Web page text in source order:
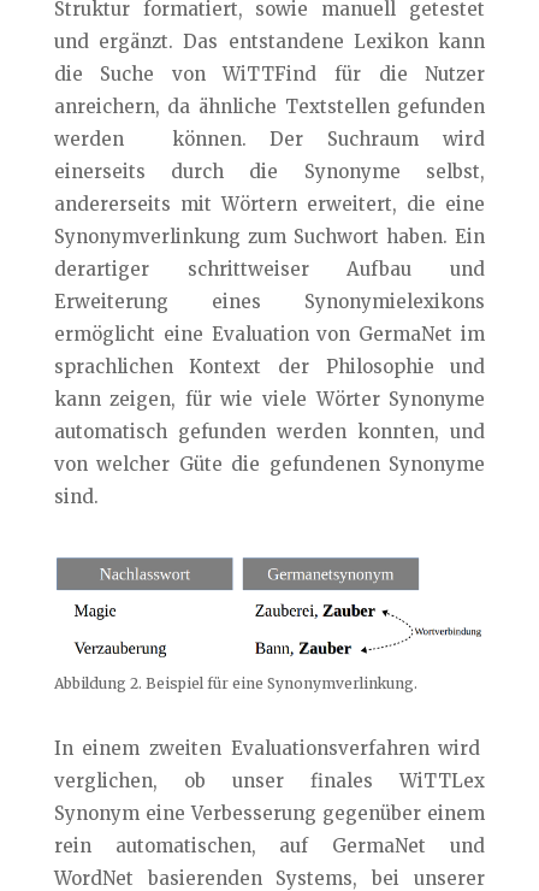
Struktur formatiert, sowie manuell getestet
und ergänzt. Das entstandene Lexikon kann
die Suche von WiTTFind für die Nutzer
anreichern, da ähnliche Textstellen gefunden
werden können. Der Suchraum wird
einerseits durch die Synonyme selbst,
andererseits mit Wörtern erweitert, die eine
Synonymverlinkung zum Suchwort haben. Ein
derartiger schrittweiser Aufbau und
Erweiterung eines Synonymielexikons
ermöglicht eine Evaluation von GermaNet im
sprachlichen Kontext der Philosophie und
kann zeigen, für wie viele Wörter Synonyme
automatisch gefunden werden konnten, und
von welcher Güte die gefundenen Synonyme
sind.
Abbildung 2. Beispiel für eine Synonymverlinkung.
In einem zweiten Evaluationsverfahren wird
verglichen, ob unser finales WiTTLex
Synonym eine Verbesserung gegenüber einem
rein automatischen, auf GermaNet und
WordNet basierenden Systems, bei unserer